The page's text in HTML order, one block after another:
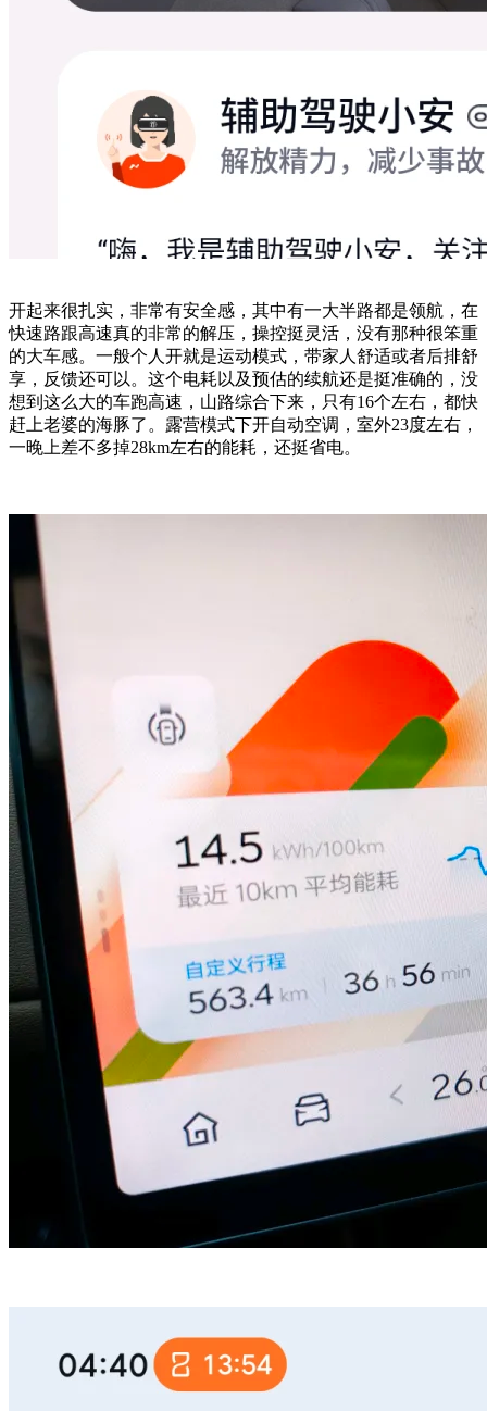
开起来很扎实，非常有安全感，其中有一大半路都是领航，在
快速路跟高速真的非常的解压，操控挺灵活，没有那种很笨重
的大车感。一般个人开就是运动模式，带家人舒适或者后排舒
享，反馈还可以。这个电耗以及预估的续航还是挺准确的，没
想到这么大的车跑高速，山路综合下来，只有16个左右，都快
赶上老婆的海豚了。露营模式下开自动空调，室外23度左右，
一晚上差不多掉28km左右的能耗，还挺省电。